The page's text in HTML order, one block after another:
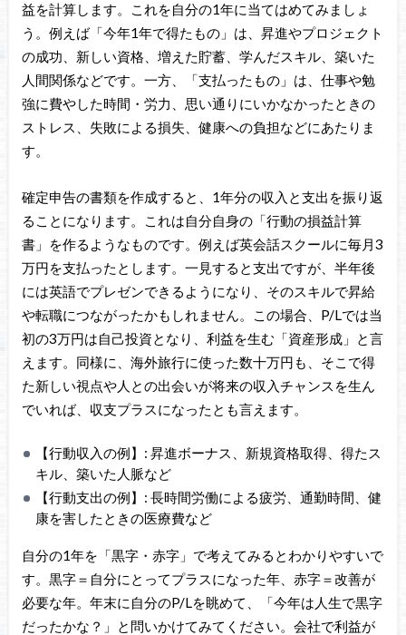
益を計算します。これを自分の1年に当てはめてみましょ
う。例えば「今年1年で得たもの」は、昇進やプロジェクト
の成功、新しい資格、増えた貯蓄、学んだスキル、築いた
人間関係などです。一方、「支払ったもの」は、仕事や勉
強に費やした時間・労力、思い通りにいかなかったときの
ストレス、失敗による損失、健康への負担などにあたりま
す。
確定申告の書類を作成すると、1年分の収入と支出を振り返
ることになります。これは自分自身の「行動の損益計算
書」を作るようなものです。例えば英会話スクールに毎月3
万円を支払ったとします。一見すると支出ですが、半年後
には英語でプレゼンできるようになり、そのスキルで昇給
や転職につながったかもしれません。この場合、P/Lでは当
初の3万円は自己投資となり、利益を生む「資産形成」と言
えます。同様に、海外旅行に使った数十万円も、そこで得
た新しい視点や人との出会いが将来の収入チャンスを生ん
でいれば、収支プラスになったとも言えます。
【行動収入の例】: 昇進ボーナス、新規資格取得、得たス
キル、築いた人脈など
【行動支出の例】: 長時間労働による疲労、通勤時間、健
康を害したときの医療費など
自分の1年を「黒字・赤字」で考えてみるとわかりやすいで
す。黒字＝自分にとってプラスになった年、赤字＝改善が
必要な年。年末に自分のP/Lを眺めて、「今年は人生で黒字
だったかな？」と問いかけてみてください。会社で利益が